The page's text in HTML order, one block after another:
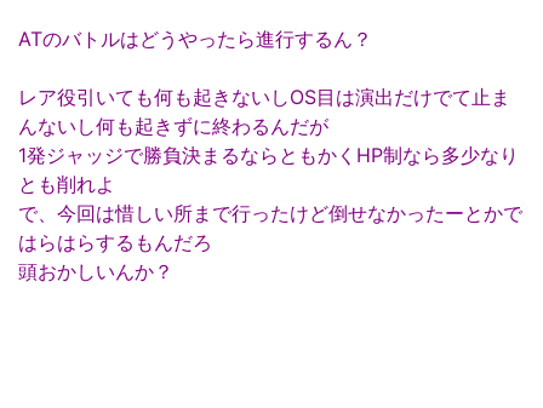
ATのバトルはどうやったら進行するん？
レア役引いても何も起きないしOS目は演出だけでて止ま
んないし何も起きずに終わるんだが
1発ジャッジで勝負決まるならともかくHP制なら多少なり
とも削れよ
で、今回は惜しい所まで行ったけど倒せなかったーとかで
はらはらするもんだろ
頭おかしいんか？